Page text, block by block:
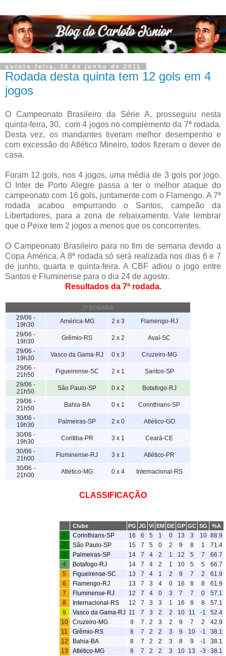
quinta-feira, 30 de junho de 2011
Rodada desta quinta tem 12 gols em 4
jogos
O Campeonato Brasileiro da Série A, prosseguiu nesta
quinta-feira, 30, com 4 jogos no complemento da 7ª rodada.
Desta vez, os mandantes tiveram melhor desempenho e
com excessão do Atlético Mineiro, todos fizeram o dever de
casa.
Foram 12 gols, nos 4 jogos, uma média de 3 gols por jogo.
O Inter de Porto Alegre passa a ter o melhor ataque do
campeonato com 16 gols, juntamente com o Flamengo. A 7ª
rodada acabou empurrando o Santos, campeão da
Libertadores, para a zona de rebaixamento. Vale lembrar
que o Peixe tem 2 jogos a menos que os concorrentes.
O Campeonato Brasileiro para no fim de semana devido a
Copa América. A 8ª rodada só será realizada nos dias 6 e 7
de junho, quarta e quinta-feira. A CBF adiou o jogo entre
Santos e Fluminense para o dia 24 de agosto.
Resultados da 7ª rodada.
7ª RODADA
29/06 -
19h30
América-MG 2 x 3
Flamengo-RJ
29/06 -
19h30
Grêmio-RS 2 x 2
Avaí-SC
29/06 -
19h30
Vasco da Gama-RJ 0 x 3
Cruzeiro-MG
29/06 -
21h50
Figueirense-SC 2 x 1
Santos-SP
29/06 -
21h50
São Paulo-SP 0 x 2
Botafogo-RJ
29/06 -
21h50
Bahia-BA 0 x 1
Corinthians-SP
30/06 -
19h30
Palmeiras-SP 2 x 0
Atlético-GO
30/06 -
19h30
Coritiba-PR 3 x 1
Ceará-CE
30/06 -
21h00
Fluminense-RJ 3 x 1
Atlético-PR
30/06 -
21h00
Atlético-MG 0 x 4 Internacional-RS
CLASSIFICAÇÃO
Clube PG JG VI EM DE GP GC SG %A
1 Corinthians-SP 16 6 5 1 0 13 3 10 88.9
2
São Paulo-SP 15 7 5 0 2 9 8 1
71.4
3
Palmeiras-SP 14 7 4 2 1 12 5 7
66.7
4
Botafogo-RJ 14 7 4 2 1 10 5 5
66.7
5
Figueirense-SC 13 7 4 1 2 9 7 2
61.9
6
Flamengo-RJ 13 7 3 4 0 16 8 8
61.9
7
Fluminense-RJ 12 7 4 0 3 7 7 0
57.1
8
Internacional-RS 12 7 3 3 1 16 8 8
57.1
9
Vasco da Gama-RJ 11 7 3 2 2 10 11 -1
52.4
10
Cruzeiro-MG 9 7 2 3 2 9 7 2
42.9
11
Grêmio-RS 8 7 2 2 3 9 10 -1
38.1
12
Bahia-BA 8 7 2 2 3 8 9 -1
38.1
13
Atlético-MG 8 7 2 2 3 10 13 -3
38.1